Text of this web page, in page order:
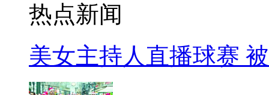
热点新闻
美女主持人直播球赛